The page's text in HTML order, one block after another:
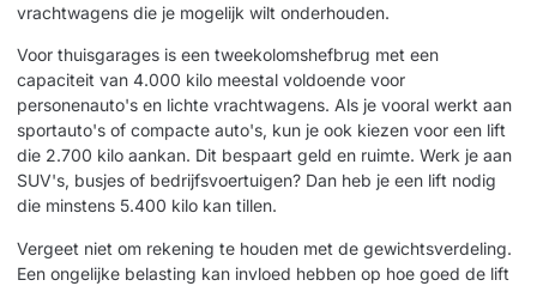
vrachtwagens die je mogelijk wilt onderhouden.
Voor thuisgarages is een tweekolomshefbrug met een
capaciteit van 4.000 kilo meestal voldoende voor
personenauto's en lichte vrachtwagens. Als je vooral werkt aan
sportauto's of compacte auto's, kun je ook kiezen voor een lift
die 2.700 kilo aankan. Dit bespaart geld en ruimte. Werk je aan
SUV's, busjes of bedrijfsvoertuigen? Dan heb je een lift nodig
die minstens 5.400 kilo kan tillen.
Vergeet niet om rekening te houden met de gewichtsverdeling.
Een ongelijke belasting kan invloed hebben op hoe goed de lift